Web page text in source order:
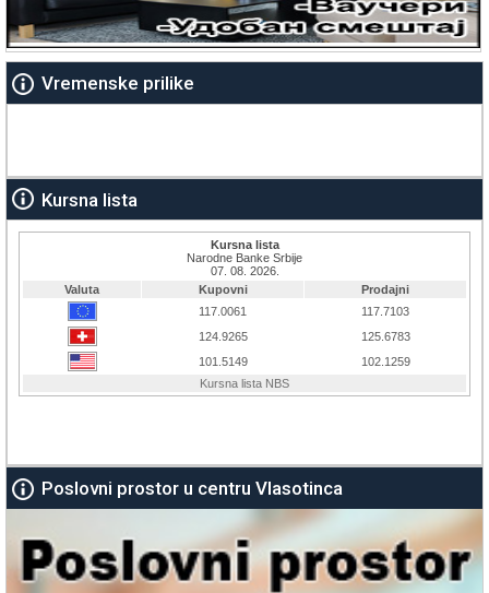
Vremenske prilike
Kursna lista
Poslovni prostor u centru Vlasotinca